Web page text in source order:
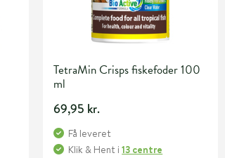
TetraMin Crisps fiskefoder 100
ml
69,95 kr.
Få leveret
Klik & Hent i13 centre